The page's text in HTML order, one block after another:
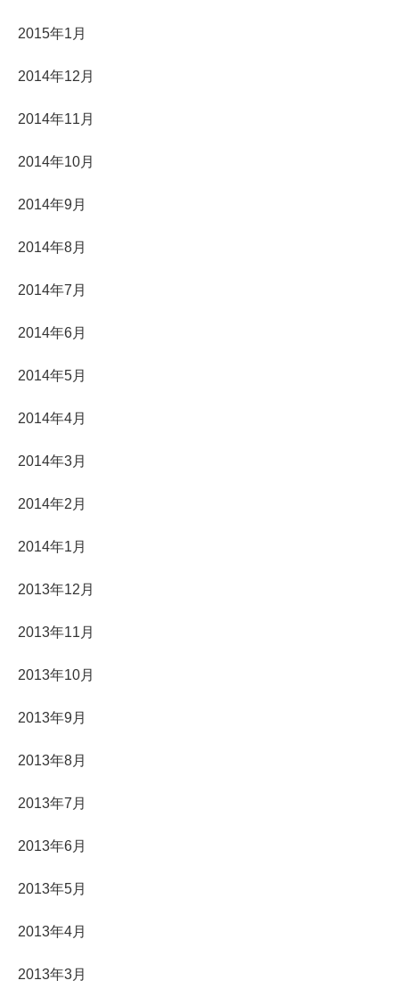
2015年1月
2014年12月
2014年11月
2014年10月
2014年9月
2014年8月
2014年7月
2014年6月
2014年5月
2014年4月
2014年3月
2014年2月
2014年1月
2013年12月
2013年11月
2013年10月
2013年9月
2013年8月
2013年7月
2013年6月
2013年5月
2013年4月
2013年3月